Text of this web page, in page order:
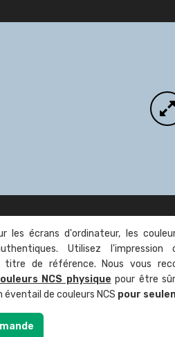
les écrans d'ordinateur, les
Utilisez
titre de référence. Nous vous
NCS physique pour être
éventail de couleurs NCS pour